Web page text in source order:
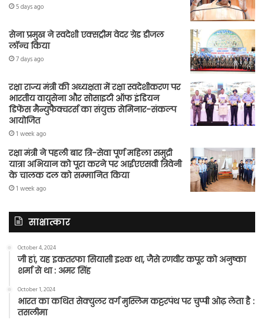
5 days ago
सेना प्रमुख ने स्वदेशी एक्सट्रीम वेदर ग्रेड डीजल
लॉन्च किया
7 days ago
रक्षा राज्य मंत्री की अध्यक्षता में रक्षा स्वदेशीकरण पर
भारतीय वायुसेना और सोसाइटी ऑफ इंडियन
डिफेंस मैन्युफैक्चरर्स का संयुक्त सेमिनार-संकल्प
आयोजित
1 week ago
रक्षा मंत्री ने पहली बार त्रि-सेवा पूर्ण महिला समुद्री
यात्रा अभियान को पूरा करने पर आईएएसवी त्रिवेनी
के चालक दल को सम्मानित किया
1 week ago
साक्षात्कार
October 4, 2024
जी हां, यह इकतरफा सियासी इश्क था, जैसे रणवीर कपूर को अनुष्का
शर्मा से था : अमर सिंह
October 1, 2024
भारत का कथित सेक्युलर वर्ग मुस्लिम कट्टरपंथ पर चुप्पी ओढ़ लेता है :
तसलीमा